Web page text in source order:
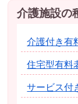
介護施設の
介護付き有
住宅型有料
サービス付